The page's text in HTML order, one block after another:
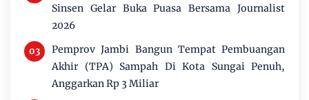
Sinsen Gelar Buka Puasa Bersama Journalist
2026
Pemprov Jambi Bangun Tempat Pembuangan
Akhir (TPA) Sampah Di Kota Sungai Penuh,
Anggarkan Rp 3 Miliar